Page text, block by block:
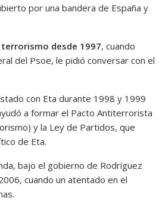
por una bandera de España y
desde 1997, cuando
del Psoe, le pidió conversar con el
con Eta durante 1998 y 1999
a formar el Pacto Antiterrorista
y la Ley de Partidos, que
de Eta.
bajo el gobierno de Rodríguez
cuando un atentado en el